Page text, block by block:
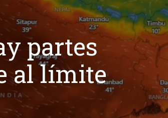
partes
al límite